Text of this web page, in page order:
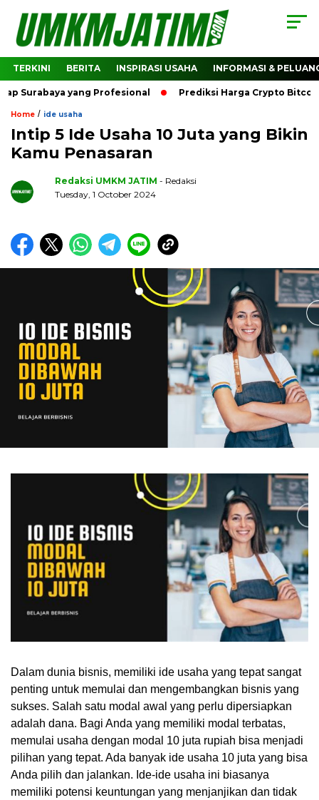
TERKINI BERITA INSPIRASI USAHA INFORMASI &
yang Profesional Prediksi Harga Crypto Bitcoin:
Home / ide usaha
Intip 5 Ide Usaha 10 Juta yang Bikin
Kamu Penasaran
Redaksi UMKM JATIM - Redaksi
Tuesday, 1 October 2024
Dalam dunia bisnis, memiliki ide usaha yang tepat sangat
penting untuk memulai dan mengembangkan bisnis yang
sukses. Salah satu modal awal yang perlu dipersiapkan
adalah dana. Bagi Anda yang memiliki modal terbatas,
memulai usaha dengan modal 10 juta rupiah bisa menjadi
pilihan yang tepat. Ada banyak ide usaha 10 juta yang bisa
Anda pilih dan jalankan. Ide-ide usaha ini biasanya
memiliki potensi keuntungan yang menjanjikan dan tidak